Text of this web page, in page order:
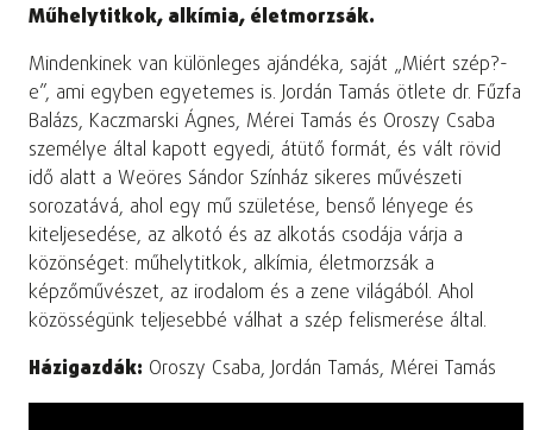
Műhelytitkok, alkímia, életmorzsák.
Mindenkinek van különleges ajándéka, saját „Miért szép?-
e”, ami egyben egyetemes is. Jordán Tamás ötlete dr. Fűzfa
Balázs, Kaczmarski Ágnes, Mérei Tamás és Oroszy Csaba
személye által kapott egyedi, átütő formát, és vált rövid
idő alatt a Weöres Sándor Színház sikeres művészeti
sorozatává, ahol egy mű születése, benső lényege és
kiteljesedése, az alkotó és az alkotás csodája várja a
közönséget: műhelytitkok, alkímia, életmorzsák a
képzőművészet, az irodalom és a zene világából. Ahol
közösségünk teljesebbé válhat a szép felismerése által.
Házigazdák: Oroszy Csaba, Jordán Tamás, Mérei Tamás